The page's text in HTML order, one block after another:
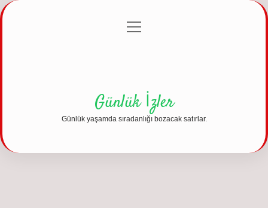
Gizlilik Politikası
menüyü
Günlük İzler
Günlük yaşamda sıradanlığı bozacak satırlar.